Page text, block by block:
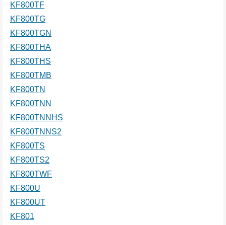
KF800TF
KF800TG
KF800TGN
KF800THA
KF800THS
KF800TMB
KF800TN
KF800TNN
KF800TNNHS
KF800TNNS2
KF800TS
KF800TS2
KF800TWF
KF800U
KF800UT
KF801